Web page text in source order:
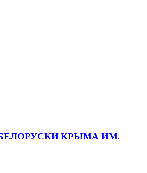
КРЫМА ИМ.